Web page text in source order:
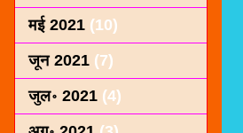
मई 2021 (10)
जून 2021 (7)
जुल॰ 2021 (4)